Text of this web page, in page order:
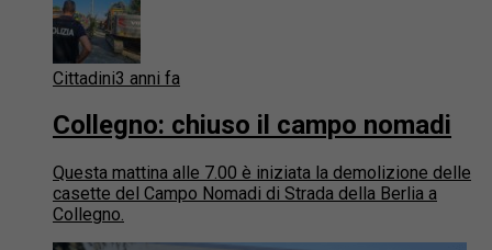
Cittadini3 anni fa
Collegno: chiuso il campo nomadi
Questa mattina alle 7.00 è iniziata la demolizione delle
casette del Campo Nomadi di Strada della Berlia a
Collegno.